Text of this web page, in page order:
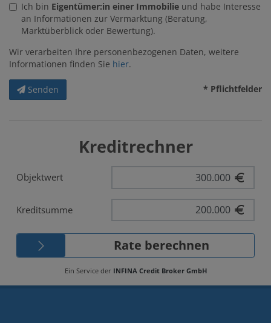
Ich bin Eigentümer:in einer Immobilie und habe Interesse
an Informationen zur Vermarktung (Beratung,
Marktüberblick oder Bewertung).
Wir verarbeiten Ihre personenbezogenen Daten, weitere
Informationen finden Sie hier.
Senden * Pflichtfelder